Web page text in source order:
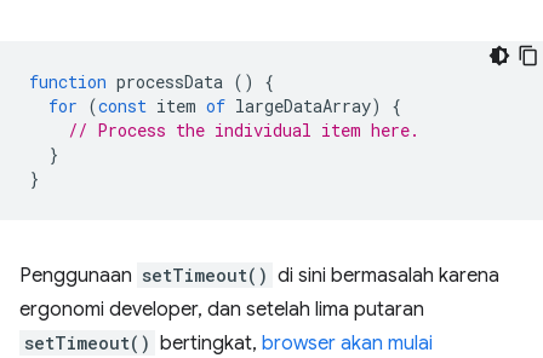
function processData ()
{
for (const item of largeDataArray)
{
// Process the individual item here.
}
}
Penggunaan setTimeout() di sini bermasalah karena
ergonomi developer, dan setelah lima putaran
setTimeout() bertingkat, browser akan mulai